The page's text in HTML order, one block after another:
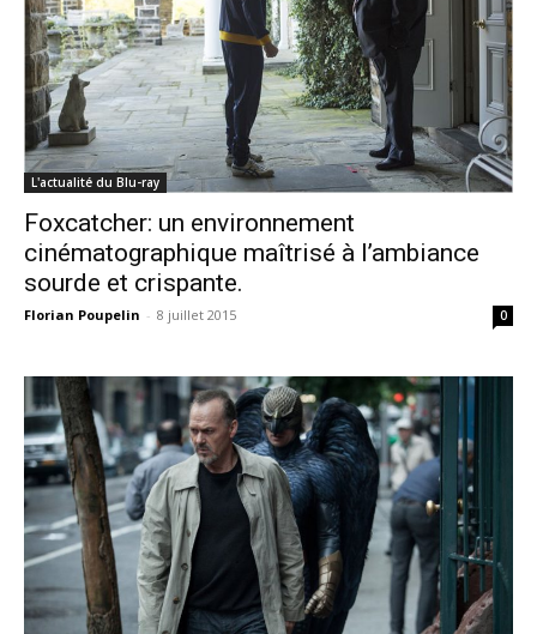
L'actualité du Blu-ray
Foxcatcher: un environnement
cinématographique maîtrisé à l’ambiance
sourde et crispante.
Florian Poupelin - 8 juillet 2015 0